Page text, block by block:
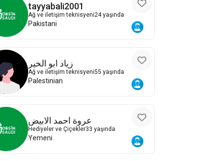
tayyabali2001
Ağ ve iletişim teknisyeni24 yaşında
Pakistani
زياد ابو الخير
Ağ ve iletişim teknisyeni55 yaşında
Palestinian
عروة احمد الابيض
Hediyeler ve Çiçekler33 yaşında
Yemeni